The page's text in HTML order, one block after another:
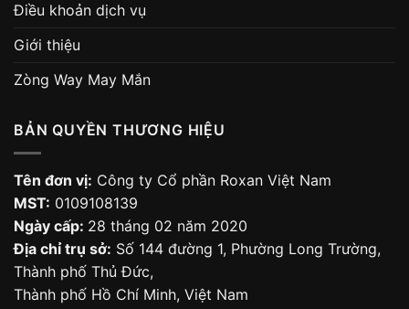
Điều khoản dịch vụ
Giới thiệu
Zòng Way May Mắn
BẢN QUYỀN THƯƠNG HIỆU
Tên đơn vị: Công ty Cổ phần Roxan Việt Nam
MST: 0109108139
Ngày cấp: 28 tháng 02 năm 2020
Địa chỉ trụ sở: Số 144 đường 1, Phường Long Trường,
Thành phố Thủ Đức,
Thành phố Hồ Chí Minh, Việt Nam